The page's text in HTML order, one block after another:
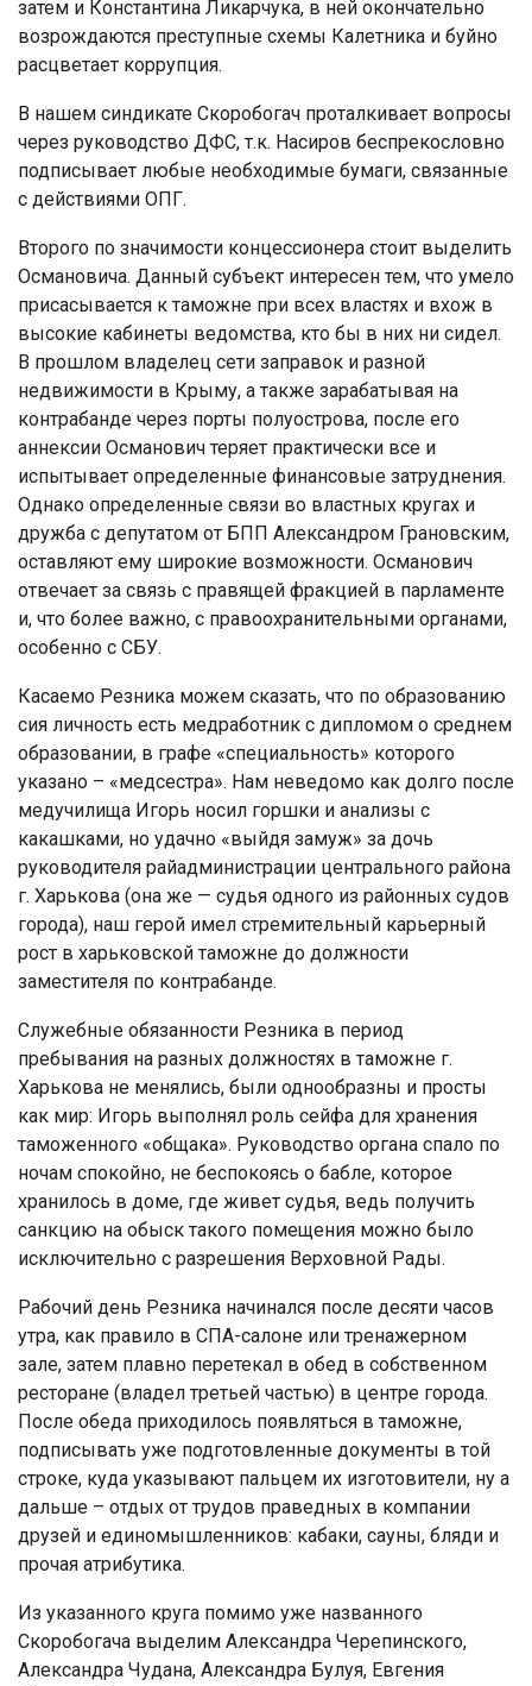
затем и Константина Ликарчука, в ней окончательно
возрождаются преступные схемы Калетника и буйно
расцветает коррупция.
В нашем синдикате Скоробогач проталкивает вопросы
через руководство ДФС, т.к. Насиров беспрекословно
подписывает любые необходимые бумаги, связанные
с действиями ОПГ.
Второго по значимости концессионера стоит выделить
Османовича. Данный субъект интересен тем, что умело
присасывается к таможне при всех властях и вхож в
высокие кабинеты ведомства, кто бы в них ни сидел.
В прошлом владелец сети заправок и разной
недвижимости в Крыму, а также зарабатывая на
контрабанде через порты полуострова, после его
аннексии Османович теряет практически все и
испытывает определенные финансовые затруднения.
Однако определенные связи во властных кругах и
дружба с депутатом от БПП Александром Грановским,
оставляют ему широкие возможности. Османович
отвечает за связь с правящей фракцией в парламенте
и, что более важно, с правоохранительными органами,
особенно с СБУ.
Касаемо Резника можем сказать, что по образованию
сия личность есть медработник с дипломом о среднем
образовании, в графе «специальность» которого
указано – «медсестра». Нам неведомо как долго после
медучилища Игорь носил горшки и анализы с
какашками, но удачно «выйдя замуж» за дочь
руководителя райадминистрации центрального района
г. Харькова (она же — судья одного из районных судов
города), наш герой имел стремительный карьерный
рост в харьковской таможне до должности
заместителя по контрабанде.
Служебные обязанности Резника в период
пребывания на разных должностях в таможне г.
Харькова не менялись, были однообразны и просты
как мир: Игорь выполнял роль сейфа для хранения
таможенного «общака». Руководство органа спало по
ночам спокойно, не беспокоясь о бабле, которое
хранилось в доме, где живет судья, ведь получить
санкцию на обыск такого помещения можно было
исключительно с разрешения Верховной Рады.
Рабочий день Резника начинался после десяти часов
утра, как правило в СПА-салоне или тренажерном
зале, затем плавно перетекал в обед в собственном
ресторане (владел третьей частью) в центре города.
После обеда приходилось появляться в таможне,
подписывать уже подготовленные документы в той
строке, куда указывают пальцем их изготовители, ну а
дальше – отдых от трудов праведных в компании
друзей и единомышленников: кабаки, сауны, бляди и
прочая атрибутика.
Из указанного круга помимо уже названного
Скоробогача выделим Александра Черепинского,
Александра Чудана, Александра Булуя, Евгения